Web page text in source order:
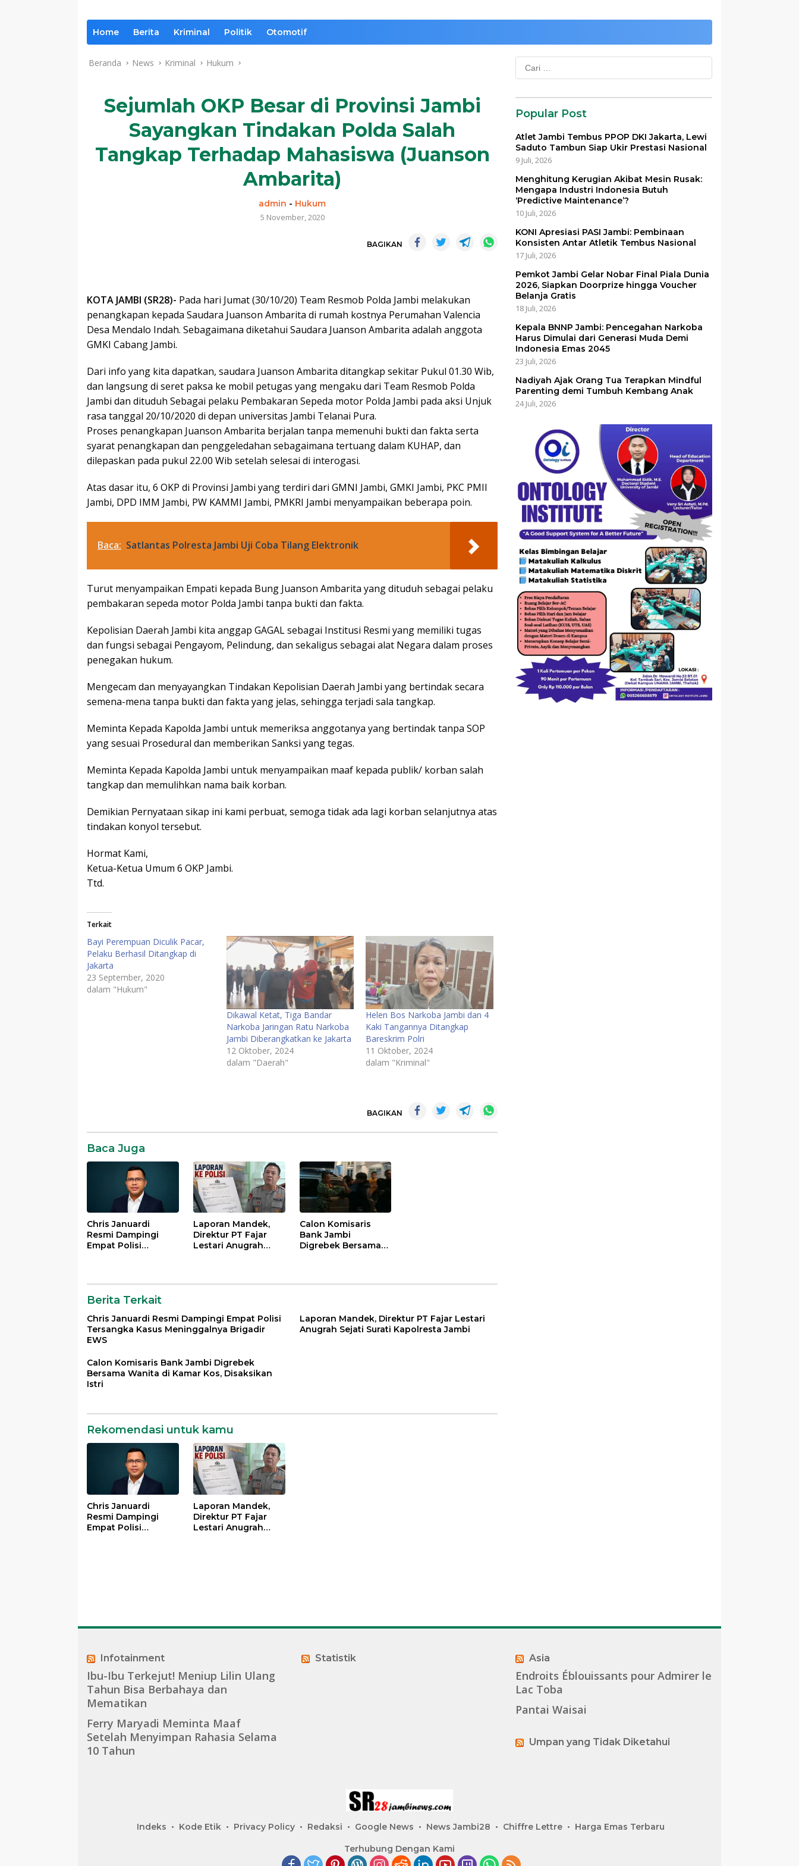
Home Berita Kriminal Politik Otomotif
Beranda News Kriminal Hukum
Sejumlah OKP Besar di Provinsi Jambi
Sayangkan Tindakan Polda Salah
Tangkap Terhadap Mahasiswa (Juanson
Ambarita)
admin - Hukum
5 November, 2020
BAGIKAN
KOTA JAMBI (SR28)- Pada hari Jumat (30/10/20) Team Resmob Polda Jambi melakukan
penangkapan kepada Saudara Juanson Ambarita di rumah kostnya Perumahan Valencia
Desa Mendalo Indah. Sebagaimana diketahui Saudara Juanson Ambarita adalah anggota
GMKI Cabang Jambi.
Dari info yang kita dapatkan, saudara Juanson Ambarita ditangkap sekitar Pukul 01.30 Wib,
dan langsung di seret paksa ke mobil petugas yang mengaku dari Team Resmob Polda
Jambi dan dituduh Sebagai pelaku Pembakaran Sepeda motor Polda Jambi pada aksi Unjuk
rasa tanggal 20/10/2020 di depan universitas Jambi Telanai Pura.
Proses penangkapan Juanson Ambarita berjalan tanpa memenuhi bukti dan fakta serta
syarat penangkapan dan penggeledahan sebagaimana tertuang dalam KUHAP, dan
dilepaskan pada pukul 22.00 Wib setelah selesai di interogasi.
Atas dasar itu, 6 OKP di Provinsi Jambi yang terdiri dari GMNI Jambi, GMKI Jambi, PKC PMII
Jambi, DPD IMM Jambi, PW KAMMI Jambi, PMKRI Jambi menyampaikan beberapa poin.
Baca: Satlantas Polresta Jambi Uji Coba Tilang Elektronik
Turut menyampaikan Empati kepada Bung Juanson Ambarita yang dituduh sebagai pelaku
pembakaran sepeda motor Polda Jambi tanpa bukti dan fakta.
Kepolisian Daerah Jambi kita anggap GAGAL sebagai Institusi Resmi yang memiliki tugas
dan fungsi sebagai Pengayom, Pelindung, dan sekaligus sebagai alat Negara dalam proses
penegakan hukum.
Mengecam dan menyayangkan Tindakan Kepolisian Daerah Jambi yang bertindak secara
semena-mena tanpa bukti dan fakta yang jelas, sehingga terjadi sala tangkap.
Meminta Kepada Kapolda Jambi untuk memeriksa anggotanya yang bertindak tanpa SOP
yang sesuai Prosedural dan memberikan Sanksi yang tegas.
Meminta Kepada Kapolda Jambi untuk menyampaikan maaf kepada publik/ korban salah
tangkap dan memulihkan nama baik korban.
Demikian Pernyataan sikap ini kami perbuat, semoga tidak ada lagi korban selanjutnya atas
tindakan konyol tersebut.
Hormat Kami,
Ketua-Ketua Umum 6 OKP Jambi.
Ttd.
Terkait
Bayi Perempuan Diculik Pacar,
Pelaku Berhasil Ditangkap di
Jakarta
23 September, 2020
dalam "Hukum"
Dikawal Ketat, Tiga Bandar
Narkoba Jaringan Ratu Narkoba
Jambi Diberangkatkan ke Jakarta
12 Oktober, 2024
dalam "Daerah"
Helen Bos Narkoba Jambi dan 4
Kaki Tangannya Ditangkap
Bareskrim Polri
11 Oktober, 2024
dalam "Kriminal"
Komentar
BAGIKAN
Baca Juga
Chris Januardi
Resmi Dampingi
Empat Polisi
Laporan Mandek,
Direktur PT Fajar
Lestari Anugrah
Calon Komisaris
Bank Jambi
Digrebek Bersama
Berita Terkait
Chris Januardi Resmi Dampingi Empat Polisi
Tersangka Kasus Meninggalnya Brigadir
EWS
Laporan Mandek, Direktur PT Fajar Lestari
Anugrah Sejati Surati Kapolresta Jambi
Calon Komisaris Bank Jambi Digrebek
Bersama Wanita di Kamar Kos, Disaksikan
Istri
Rekomendasi untuk kamu
Chris Januardi
Resmi Dampingi
Empat Polisi
Laporan Mandek,
Direktur PT Fajar
Lestari Anugrah
Cari
untuk:
Popular Post
Atlet Jambi Tembus PPOP DKI Jakarta, Lewi
Saduto Tambun Siap Ukir Prestasi Nasional
9 Juli, 2026
Menghitung Kerugian Akibat Mesin Rusak:
Mengapa Industri Indonesia Butuh
‘Predictive Maintenance’?
10 Juli, 2026
KONI Apresiasi PASI Jambi: Pembinaan
Konsisten Antar Atletik Tembus Nasional
17 Juli, 2026
Pemkot Jambi Gelar Nobar Final Piala Dunia
2026, Siapkan Doorprize hingga Voucher
Belanja Gratis
18 Juli, 2026
Kepala BNNP Jambi: Pencegahan Narkoba
Harus Dimulai dari Generasi Muda Demi
Indonesia Emas 2045
23 Juli, 2026
Nadiyah Ajak Orang Tua Terapkan Mindful
Parenting demi Tumbuh Kembang Anak
24 Juli, 2026
Infotainment
Ibu-Ibu Terkejut! Meniup Lilin Ulang
Tahun Bisa Berbahaya dan
Mematikan
Ferry Maryadi Meminta Maaf
Setelah Menyimpan Rahasia Selama
10 Tahun
Statistik Asia
Endroits Éblouissants pour Admirer le
Lac Toba
Pantai Waisai
Umpan yang Tidak Diketahui
Indeks Kode Etik Privacy Policy Redaksi Google News News Jambi28 Chiffre Lettre Harga Emas Terbaru
Terhubung Dengan Kami